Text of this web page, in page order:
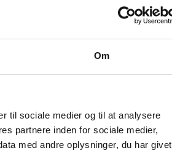
Om
til sociale medier og til at analysere
partnere inden for sociale medier,
med andre oplysninger, du har givet
Danish.
Passito
Original